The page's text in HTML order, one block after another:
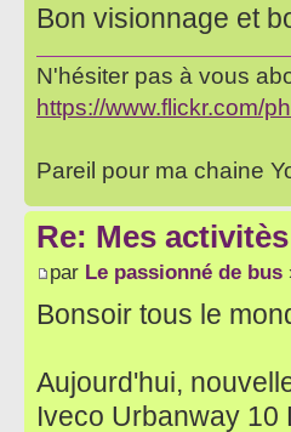
Bon visionnage et
N'hésiter pas à vous
https://www.flickr.com/
Pareil pour ma chaine
Re: Mes
par Le passionné de bus
Bonsoir tous le
Aujourd'hui,
Iveco Urbanway 10